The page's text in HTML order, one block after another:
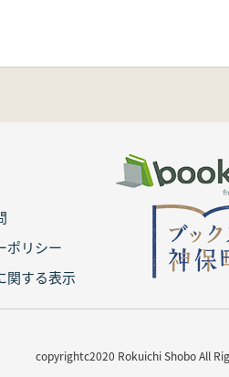
ポリシー
関する表示
copyrightc2020 Rokuichi Shobo All